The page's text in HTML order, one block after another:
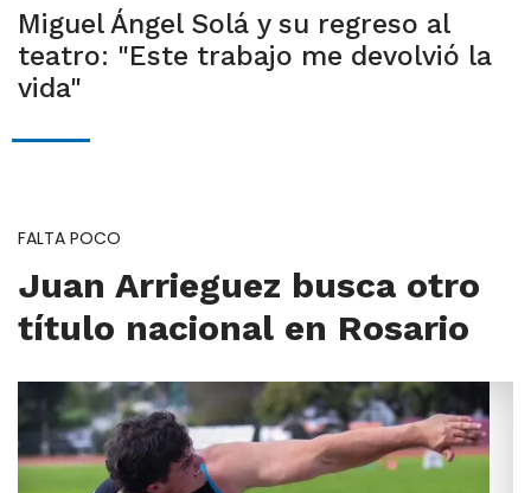
Miguel Ángel Solá y su regreso al
teatro: "Este trabajo me devolvió la
vida"
FALTA POCO
Juan Arrieguez busca otro
título nacional en Rosario